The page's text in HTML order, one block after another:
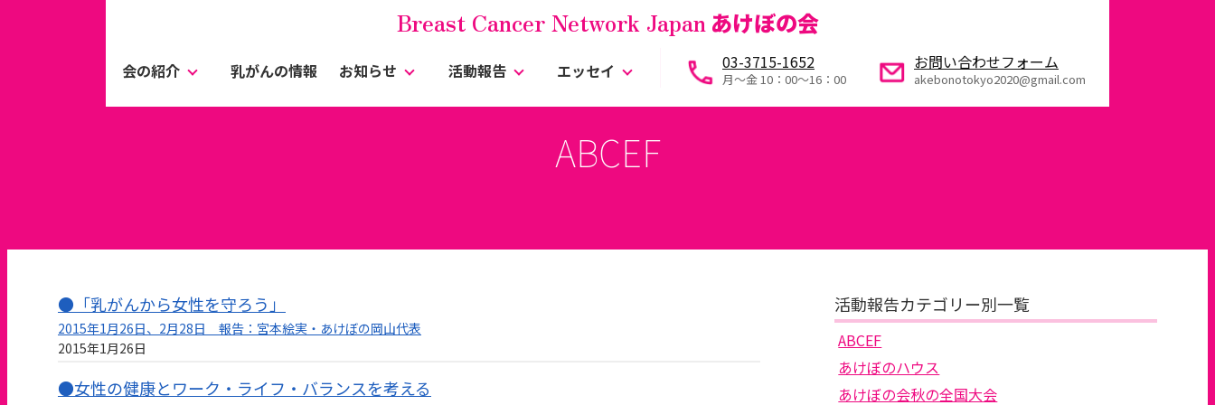
Breast Cancer Network Japan あけぼの会
会の紹介 乳がんの情報 お知らせ 活動報告 エッセイ 03-3715-1652
月～金 10：00〜16：00
お問い合わせフォーム
akebonotokyo2020@gmail.com
ABCEF
●「乳がんから女性を守ろう」
2015年1月26日、2月28日 報告：宮本絵実・あけぼの岡山代表
2015年1月26日
●女性の健康とワーク・ライフ・バランスを考える
活動報告カテゴリー別一覧
ABCEF
あけぼのハウス
あけぼの会秋の全国大会